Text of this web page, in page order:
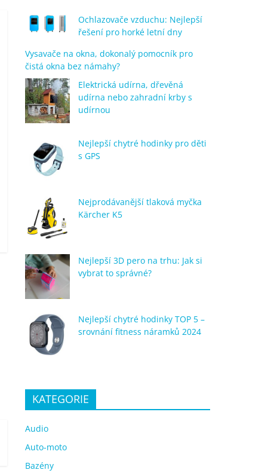
Ochlazovače vzduchu: Nejlepší
řešení pro horké letní dny
Vysavače na okna, dokonalý pomocník pro
čistá okna bez námahy?
Elektrická udírna, dřevěná
udírna nebo zahradní krby s
udírnou
Nejlepší chytré hodinky pro děti
s GPS
Nejprodávanější tlaková myčka
Kärcher K5
Nejlepší 3D pero na trhu: Jak si
vybrat to správné?
Nejlepší chytré hodinky TOP 5 –
srovnání fitness náramků 2024
KATEGORIE
Audio
Auto-moto
Bazény